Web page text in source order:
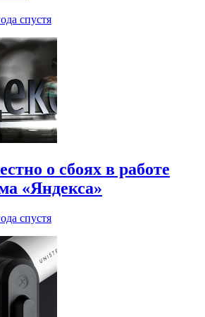
спустя
о сбоях в работе
«Яндекса»
спустя